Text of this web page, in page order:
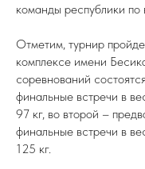
команды республики по
Отметим, турнир
комплексе имени
соревнований
финальные встречи в
97 кг, во второй –
финальные встречи в
125 кг.